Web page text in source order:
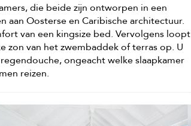
die beide zijn ontworpen in een
aan Oosterse en Caribische architectuur.
van een kingsize bed. Vervolgens loopt
van het zwembaddek of terras op. U
ongeacht welke slaapkamer
reizen.